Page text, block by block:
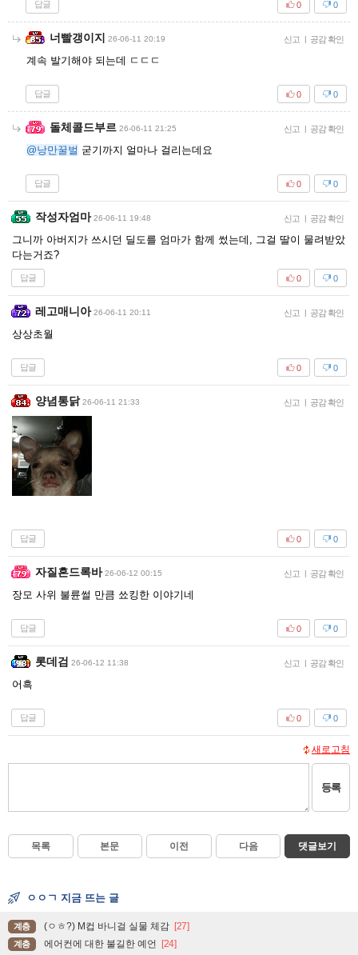
답글 0
0
너빨갱이지 26-06-11 20:19 신고 | 공감 확인
계속 발기해야 되는데 ㄷㄷㄷ
답글 0
0
돌체콜드부르 26-06-11 21:25 신고 | 공감 확인
@낭만꿀벌 굳기까지 얼마나 걸리는데요
답글 0
0
작성자엄마 26-06-11 19:48 신고 | 공감 확인
그니까 아버지가 쓰시던 딜도를 엄마가 함께 썼는데, 그걸 딸이 물려받았
다는거죠?
답글 0
0
레고매니아 26-06-11 20:11 신고 | 공감 확인
상상초월
답글 0
0
양념통닭 26-06-11 21:33 신고 | 공감 확인
답글 0
0
자질흔드록바 26-06-12 00:15 신고 | 공감 확인
장모 사위 불륜썰 만큼 쑈킹한 이야기네
답글 0
0
롯데검 26-06-12 11:38 신고 | 공감 확인
어흑
답글 0
0
새로고침
등록
목록 본문 이전 다음 댓글보기
ㅇㅇㄱ 지금 뜨는 글
계층 (ㅇㅎ?) M컵 바니걸 실물 체감 [27]
계층 에어컨에 대한 불길한 예언 [24]